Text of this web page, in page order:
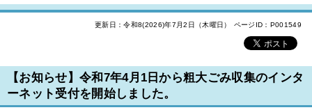
更新日：令和8(2026)年7月2日（木曜日） ページID：P001549
【お知らせ】令和7年4月1日から粗大ごみ収集のインタ
ーネット受付を開始しました。